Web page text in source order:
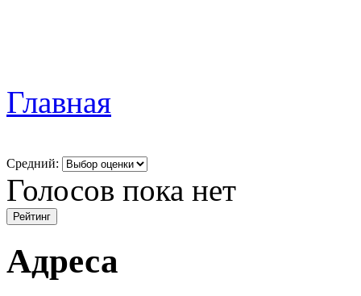
Главная
Средний:
Голосов пока нет
Адреса